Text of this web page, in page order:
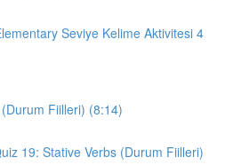
Seviye Kelime Aktivitesi 4
Fiilleri) (8:14)
19: Stative Verbs (Durum Fiilleri)